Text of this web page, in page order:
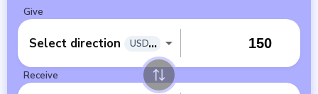
Give
Select direction USDT
Receive